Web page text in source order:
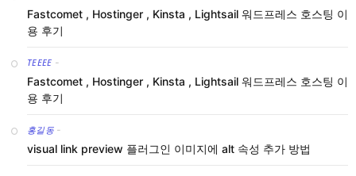
Fastcomet , Hostinger , Kinsta , Lightsail 워드프레스 호스팅 이
용 후기
TEEEE -
Fastcomet , Hostinger , Kinsta , Lightsail 워드프레스 호스팅 이
용 후기
홍길동 -
visual link preview 플러그인 이미지에 alt 속성 추가 방법